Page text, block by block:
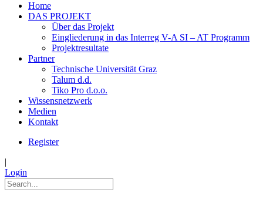
Home
DAS PROJEKT
Über das Projekt
Eingliederung in das Interreg V-A SI – AT Programm
Projektresultate
Partner
Technische Universität Graz
Talum d.d.
Tiko Pro d.o.o.
Wissensnetzwerk
Medien
Kontakt
Register
|
Login